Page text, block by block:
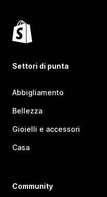
Settori di punta
Abbigliamento
Bellezza
Gioielli e accessori
Casa
Community